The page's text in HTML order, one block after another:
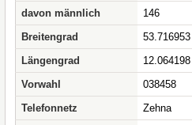
davon männlich
146
Breitengrad
53.716953
Längengrad
12.064198
Vorwahl
038458
Telefonnetz
Zehna